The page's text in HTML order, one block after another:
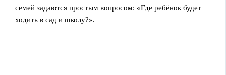
семей задаются простым вопросом: «Где ребёнок будет
ходить в сад и школу?».